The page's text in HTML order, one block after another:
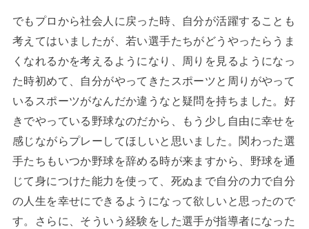
でもプロから社会人に戻った時、自分が活躍することも
考えてはいましたが、若い選手たちがどうやったらうま
くなれるかを考えるようになり、周りを見るようになっ
た時初めて、自分がやってきたスポーツと周りがやって
いるスポーツがなんだか違うなと疑問を持ちました。好
きでやっている野球なのだから、もう少し自由に幸せを
感じながらプレーしてほしいと思いました。関わった選
手たちもいつか野球を辞める時が来ますから、野球を通
じて身につけた能力を使って、死ぬまで自分の力で自分
の人生を幸せにできるようになって欲しいと思ったので
す。さらに、そういう経験をした選手が指導者になった